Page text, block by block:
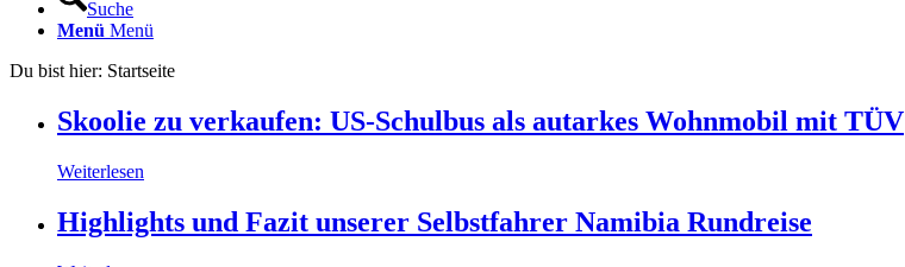
Suche
Menü Menü
Du bist hier: Startseite
Skoolie zu verkaufen: US-Schulbus als autarkes Wohnmobil mit TÜV
Weiterlesen
Highlights und Fazit unserer Selbstfahrer Namibia Rundreise